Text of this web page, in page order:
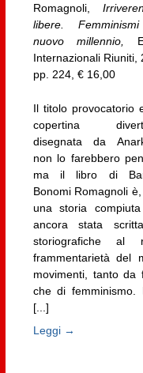
Romagnoli,
libere.
nuovo millennio,
Internazionali Riuniti,
pp. 224, € 16,00
Il titolo provocatorio
copertina
disegnata da
non lo farebbero
ma il libro di
Bonomi Romagnoli
una storia
ancora stata
storiografiche
frammentarietà del
movimenti, tanto da
che di femminismo.
[...]
Leggi →